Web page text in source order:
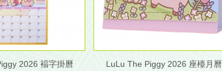
2026 褔字掛曆
LuLu The Piggy 2026 座檯月曆